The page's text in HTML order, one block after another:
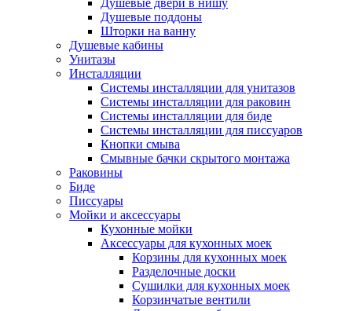
Душевые двери в нишу
Душевые поддоны
Шторки на ванну
Душевые кабины
Унитазы
Инсталляции
Системы инсталляции для унитазов
Системы инсталляции для раковин
Системы инсталляции для биде
Системы инсталляции для писсуаров
Кнопки смыва
Смывные бачки скрытого монтажа
Раковины
Биде
Писсуары
Мойки и аксессуары
Кухонные мойки
Аксессуары для кухонных моек
Корзины для кухонных моек
Разделочные доски
Сушилки для кухонных моек
Корзинчатые вентили